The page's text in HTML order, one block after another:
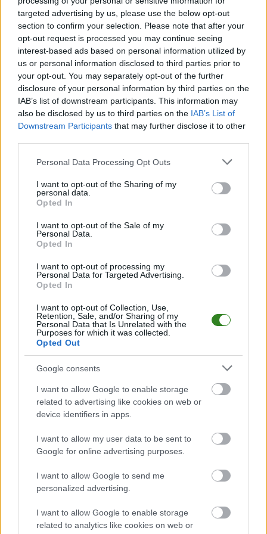
targeted advertising by us, please use the below opt-out
section to confirm your selection. Please note that after your
opt-out request is processed you may continue seeing
interest-based ads based on personal information utilized by
us or personal information disclosed to third parties prior to
your opt-out. You may separately opt-out of the further
disclosure of your personal information by third parties on the
IAB’s list of downstream participants. This information may
also be disclosed by us to third parties on the IAB’s List of
Downstream Participants that may further disclose it to other
Please note that this website/app uses one or more Google
not limited to your visit or usage behaviour. You may click to
grant or deny consent to Google and its third-party tags to
use your data for below specified purposes in below Google
consent section.
Personal Data Processing Opt Outs
I want to opt-out of the Sharing of my
personal data.
Opted In
I want to opt-out of the Sale of my
Personal Data.
Opted In
I want to opt-out of processing my
Personal Data for Targeted Advertising.
Opted In
I want to opt-out of Collection, Use,
Retention, Sale, and/or Sharing of my
Personal Data that Is Unrelated with the
Purposes for which it was collected.
Opted Out
Google consents
I want to allow Google to enable storage
related to advertising like cookies on web or
device identifiers in apps.
I want to allow my user data to be sent to
Google for online advertising purposes.
I want to allow Google to send me
personalized advertising.
I want to allow Google to enable storage
related to analytics like cookies on web or
spotkania. To kompletne źródło danych dla kibiców i pasjonatów
lokalnej piłki nożnej. Jeżeli aktualnie nie widzisz tutaj danych z pewnością
pracujemy nad tym żeby je uzupełnić.
Wynik meczu GKS Orły vs Żurawianka Żurawica
Po zakończeniu spotkania automatycznie publikujemyoficjalny wynik
spotkania, a także dane meczowe, jeśli są dostępne.
Pełny harmonogram rozgrywek dostępny jest tutaj:Jarosław > Klasa A
Przemyśl - terminarz.
Informacje o składach i strzelcach
rezerwowych, zmiany oraz listę strzelców bramek. Informacje te
Jeśli jesteś kibicem klubu GKS Orły lub Żurawianka Żurawica - zaglądaj
tutaj częściej. Nasz serwis regularnie dostarcza informacje o
PodkarpacieLive.pl to największa bazameczów lokalnych drużyn
piłkarskichw województwie. Sprawdź nasze relacje, śledź ulubioną ligę i
bądź na bieżąco z wydarzeniami z boisk!
Analiza przed meczem: GKS Orły vs Żurawianka Żurawica
GKS Orły - Żurawianka Żurawica
04 października 2025. Początek meczu o godz. 15:00.
GKS Orłyprzystępuje do tego spotkania w roli gospodarza. Jak drużyna
radzi sobie w sezonie 2025/2026 rozgrywek Jarosław > Klasa A Przemyśl
przed własną publicznością? Na tej stronie możecie zobaczyć tabelę
uwzględniającą tylko mecze u siebie. W tabeli biorącej pod uwagę tylko
mecze wyjazdowe możecie natomiast sprawdzić jak spisuje się klub
Jarosław > Klasa A Przemyśl - sytuacja w tabeli
Przed meczami 8. kolejki - Jarosław > Klasa A Przemyśl gospodarze (GKS
12. miejscu.
Poniżej znajdziesz także ostatnie mecze obu drużyn oraz statystyki
GKS Orły vs. Żurawianka Żurawica - relacja, wynik na żywo,
transmisja
Wynik meczu GKS Orły - Żurawianka Żurawica znajdziesz na naszej stronie
zaraz po jego zakończeniu. Jeżeli szukasz informacji meczowych, zajrzyj
GKS Orły vs. Żurawianka Żurawica - wynik, składy, strzelcy